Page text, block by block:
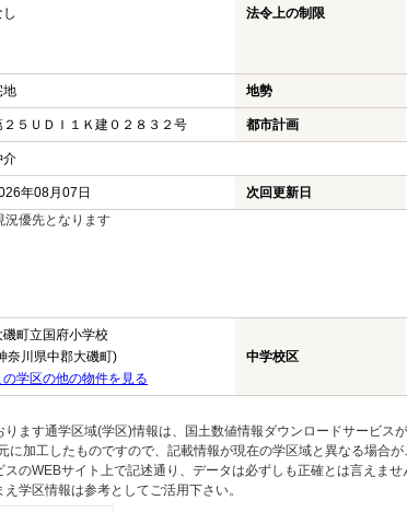
法令上の制限
地 地勢
２５ＵＤＩ１Ｋ建０２８３２号 都市計画
介
年08月07日 次回更新日
優先となります
磯町立国府小学校
奈川県中郡大磯町)
の学区の他の物件を見る
中学校区
ます通学区域(学区)情報は、国土数値情報ダウンロードサービス
加工したものですので、記載情報が現在の学区域と異なる場合が
スのWEBサイト上で記述通り、データは必ずしも正確とは言えま
学区情報は参考としてご活用下さい。